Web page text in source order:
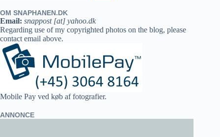
OM SNAPHANEN.DK
Email: snappost [at] yahoo.dk
Regarding use of my copyrighted photos on the blog, please
contact email above.
Mobile Pay ved køb af fotografier.
ANNONCE